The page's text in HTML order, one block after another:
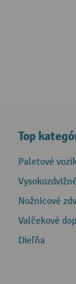
Top
Paletové
Nožnicové
Valčekové
Dieľňa